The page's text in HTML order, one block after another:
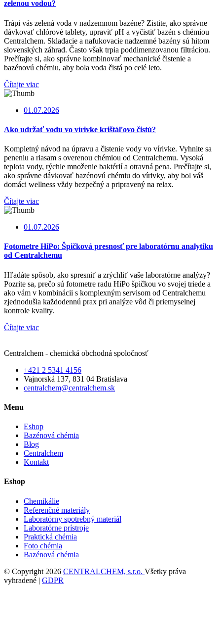
zelenou vodou?
Trápi vás zelená voda v nadzemnom bazéne? Zistite, ako správne
dávkovať chlórové tablety, upraviť pH a vyčistiť bazén s chémiou
Centralchem. Skladacie a nafukovacie nadzemné bazény sú hitom
slovenských záhrad. Často však trpia poddimenzovanou filtráciou.
Prečítajte si, ako správne kombinovať mechanické čistenie a
bazénovú chémiu, aby bola voda čistá po celé leto.
Čítajte viac
01.07.2026
Ako udržať vodu vo vírivke krištáľovo čistú?
Kompletný návod na úpravu a čistenie vody vo vírivke. Vyhnite sa
peneniu a riasam s overenou chémiou od Centralchemu. Vysoká
teplota vody, rýchle množenie baktérií a otravná pena. Prečítajte si,
ako správne dávkovať bazénovú chémiu do vírivky, aby bol váš
domáci wellness vždy bezpečný a pripravený na relax.
Čítajte viac
01.07.2026
Fotometre HiPo: Špičková presnosť pre laboratórnu analytiku
od Centralchemu
Hľadáte spôsob, ako spresniť a zrýchliť vaše laboratórne analýzy?
Pozrite sa, prečo sú fotometre radu HiPo špičkou vo svojej triede a
ako vám v kombinácii s komplexným servisom od Centralchemu
zjednodušia každodennú prax pri analýze vôd či priemyselnej
kontrole kvality.
Čítajte viac
Centralchem - chemická obchodná spoločnosť
+421 2 5341 4156
Vajnorská 137, 831 04 Bratislava
centralchem@centralchem.sk
Menu
Eshop
Bazénová chémia
Blog
Centralchem
Kontakt
Eshop
Chemikálie
Referenčné materiály
Laboratórny spotrebný materiál
Laboratórne prístroje
Praktická chémia
Foto chémia
Bazénová chémia
© Copyright 2026 CENTRALCHEM, s.r.o. Všetky práva
vyhradené | GDPR